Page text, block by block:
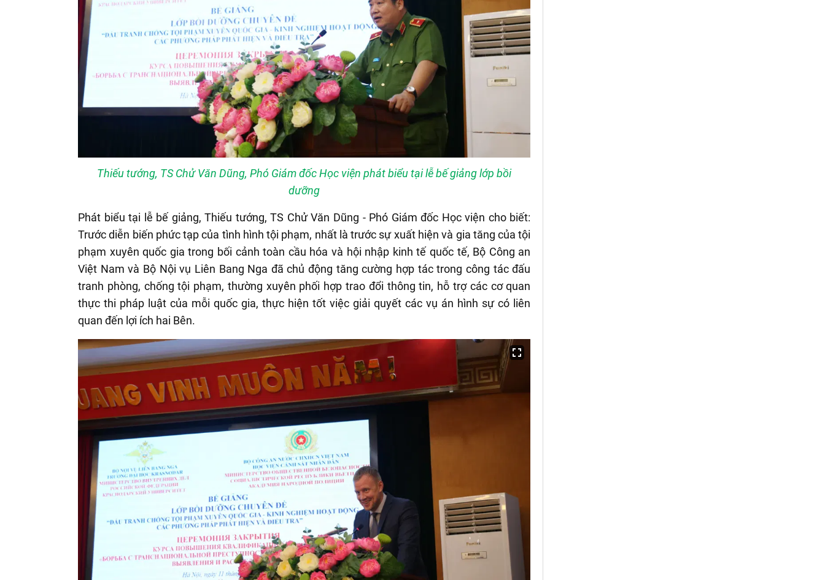
Thiếu tướng, TS Chử Văn Dũng, Phó Giám đốc Học viện phát biểu tại lễ bế giảng lớp bồi
dưỡng
Phát biểu tại lễ bế giảng, Thiếu tướng, TS Chử Văn Dũng - Phó Giám đốc Học viện cho biết:
Trước diễn biến phức tạp của tình hình tội phạm, nhất là trước sự xuất hiện và gia tăng của tội
phạm xuyên quốc gia trong bối cảnh toàn cầu hóa và hội nhập kinh tế quốc tế, Bộ Công an
Việt Nam và Bộ Nội vụ Liên Bang Nga đã chủ động tăng cường hợp tác trong công tác đấu
tranh phòng, chống tội phạm, thường xuyên phối hợp trao đổi thông tin, hỗ trợ các cơ quan
thực thi pháp luật của mỗi quốc gia, thực hiện tốt việc giải quyết các vụ án hình sự có liên
quan đến lợi ích hai Bên.